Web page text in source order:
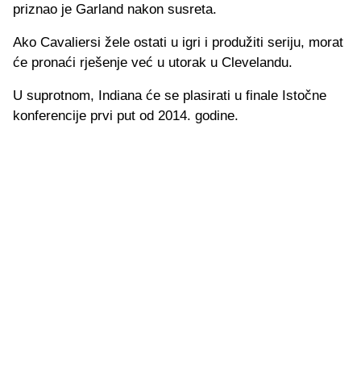
priznao je Garland nakon susreta.
Ako Cavaliersi žele ostati u igri i produžiti seriju, morat
će pronaći rješenje već u utorak u Clevelandu.
U suprotnom, Indiana će se plasirati u finale Istočne
konferencije prvi put od 2014. godine.